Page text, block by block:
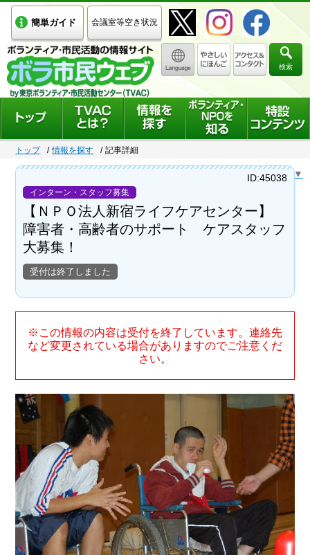
簡単ガイド 会議室等空き状況
検索
トップ 情報を探す 記事詳細
Select Language ▼
インターン・スタッフ募集
【ＮＰＯ法人新宿ライフケアセンター】
障害者・高齢者のサポート ケアスタッフ
大募集！
受付は終了しました
ID:45038
※この情報の内容は受付を終了しています。連絡先
など変更されている場合がありますのでご注意くだ
さい。